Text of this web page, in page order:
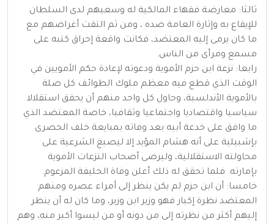
ثالثا: معارضة فقهاء المالكية له وسعيهم لدى السلطان
للإيقاع به وإثارة العامة ضده ، ومن ثم التقت أغراضهم مع
ما كان يرمى إليه المعتضد، فكانت واقعة إحراق كتبه على
مسمع ومرأى من الناس.
رابعا: نزعة ابن حزم الأموية ودعوته لإعادة حكم الأمويين في
الوقت الذي قطع فيه معظم ملوك الطوائف كل صلة
بالأموية الأندلسية، وحاول كل واحد منهم أن يحقق استقلالا
سياسيا واقتصاديا واجتماعيا وثقافيا، خاصة المعتضد الذي
ما وافق على خدعة أبيه بعد وفاته بمبايعة خلف الحصرى
بإشبيلية على أنه هشام المؤيد إلا ليصبغ الشرعية على
محاولته الاستقلالية، وليرضى أصحاب النزعات الأموية
بإمارته. فلما تحقق له ذلك أعلن وفاة الخليفة المزعوم.
خامسا: أن ابن حزم لم يكن ينظر إلى أمراء عصره ومنهم
المعتضد نظرة إكبار فهو وزير ابن وزير، وما كان له أن ينظر
إليهم أكثر من نظرته إلى من دونه أو من ليسوا أكبر منه، وهم